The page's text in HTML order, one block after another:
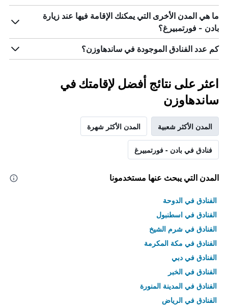
ما هي المدن الأخرى التي يمكنك الإقامة فيها عند زيارة
بادن - فورتمبيرغ؟
كم عدد الفنادق الموجودة في ساندهاوزن؟
اعثر على نتائج أفضل لإقامتك في
ساندهاوزن
المدن الأكثر شعبية المدن الأكثر شهرة
فنادق في بادن - فورتمبيرغ
المدن التي يبحث عنها مستخدمونا
الفنادق في الدوحة
الفنادق في اسطنبول
الفنادق في شرم الشيخ
الفنادق في مكة المكرمة
الفنادق في دبي
الفنادق في الخبر
الفنادق في المدينة المنورة
الفنادق في الرياض